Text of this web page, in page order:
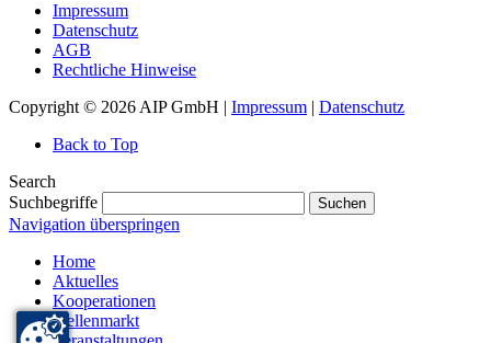
Impressum
Datenschutz
AGB
Rechtliche Hinweise
Copyright © 2026 AIP GmbH | Impressum | Datenschutz
Back to Top
Search
Suchbegriffe
Suchen
Navigation überspringen
Home
Aktuelles
Kooperationen
Stellenmarkt